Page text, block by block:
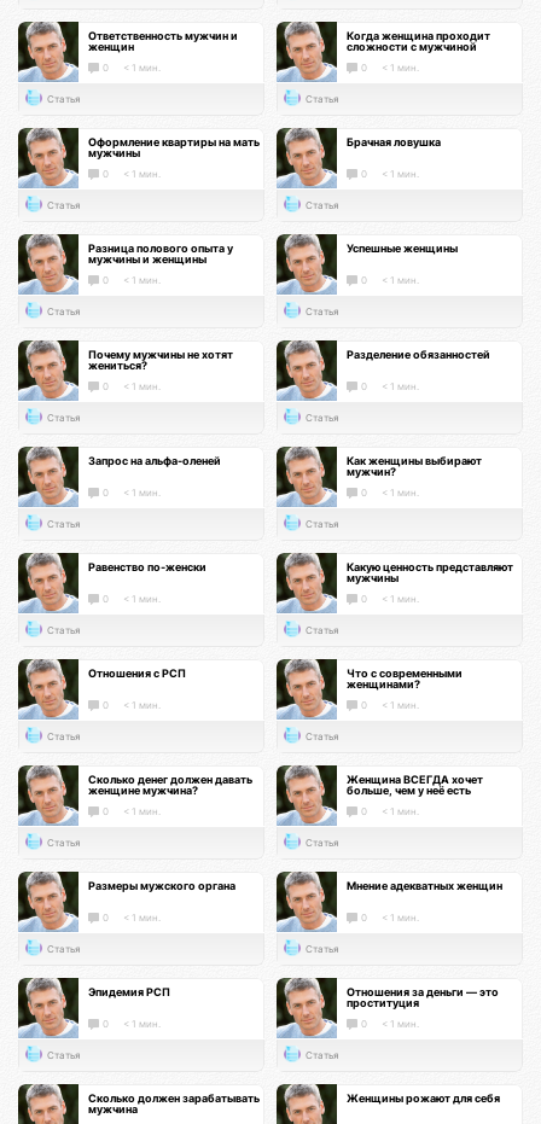
Ответственность мужчин и
женщин
0 < 1 мин.
Статья
Когда женщина проходит
сложности с мужчиной
0 < 1 мин.
Статья
Оформление квартиры на мать
мужчины
0 < 1 мин.
Статья
Брачная ловушка
0 < 1 мин.
Статья
Разница полового опыта у
мужчины и женщины
0 < 1 мин.
Статья
Успешные женщины
0 < 1 мин.
Статья
Почему мужчины не хотят
жениться?
0 < 1 мин.
Статья
Разделение обязанностей
0 < 1 мин.
Статья
Запрос на альфа-оленей
0 < 1 мин.
Статья
Как женщины выбирают
мужчин?
0 < 1 мин.
Статья
Равенство по-женски
0 < 1 мин.
Статья
Какую ценность представляют
мужчины
0 < 1 мин.
Статья
Отношения с РСП
0 < 1 мин.
Статья
Что с современными
женщинами?
0 < 1 мин.
Статья
Сколько денег должен давать
женщине мужчина?
0 < 1 мин.
Статья
Женщина ВСЕГДА хочет
больше, чем у неё есть
0 < 1 мин.
Статья
Размеры мужского органа
0 < 1 мин.
Статья
Мнение адекватных женщин
0 < 1 мин.
Статья
Эпидемия РСП
0 < 1 мин.
Статья
Отношения за деньги — это
проституция
0 < 1 мин.
Статья
Сколько должен зарабатывать
мужчина
Женщины рожают для себя